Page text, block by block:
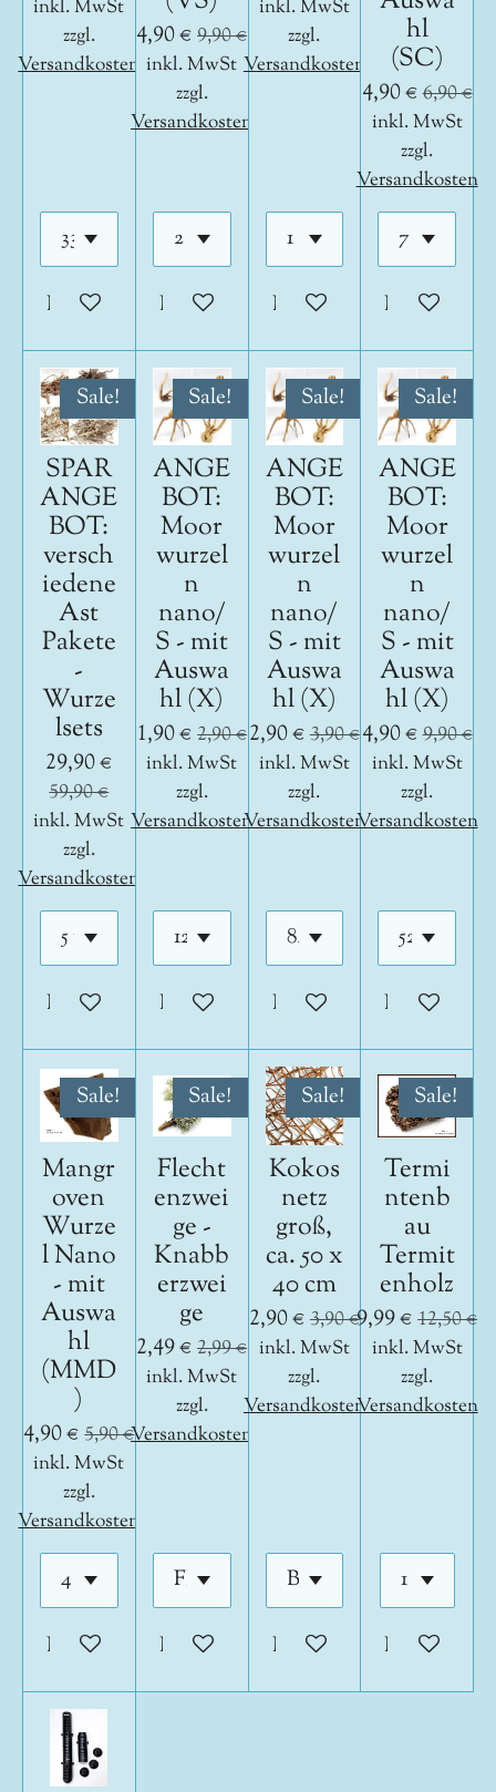
inkl. MwSt
zzgl.
Versandkosten
In den Warenkorb
4,90 € 9,90 €
inkl. MwSt
zzgl.
Versandkosten
In den Warenkorb
inkl. MwSt
zzgl.
Versandkosten
In den Warenkorb
hl
(SC)
4,90 €6,90 €
inkl. MwSt
zzgl.
Versandkosten
In den
Sale!
SPAR
ANGE
BOT:
versch
iedene
Ast
Pakete
-
Wurze
lsets
29,90 €
59,90 €
inkl. MwSt
zzgl.
Versandkosten
In den Warenkorb
Sale!
ANGE
BOT:
Moor
wurzel
n
nano/
S - mit
Auswa
hl (X)
1,90 € 2,90 €
inkl. MwSt
zzgl.
Versandkosten
In den Warenkorb
Sale!
ANGE
BOT:
Moor
wurzel
n
nano/
S - mit
Auswa
hl (X)
2,90 € 3,90 €
inkl. MwSt
zzgl.
Versandkosten
In den Warenkorb
Sale!
ANGE
BOT:
Moor
wurzel
n
nano/
S - mit
Auswa
hl (X)
4,90 €9,90 €
inkl. MwSt
zzgl.
Versandkosten
In den
Sale!
Mangr
oven
Wurze
l Nano
- mit
Auswa
hl
(MMD
)
4,90 € 5,90 €
inkl. MwSt
zzgl.
Versandkosten
In den Warenkorb
Sale!
Flecht
enzwei
ge -
Knabb
erzwei
ge
2,49 € 2,99 €
inkl. MwSt
zzgl.
Versandkosten
In den Warenkorb
Sale!
Kokos
netz
groß,
ca. 50 x
40 cm
2,90 € 3,90 €
inkl. MwSt
zzgl.
Versandkosten
In den Warenkorb
Sale!
Termi
ntenb
au
Termit
enholz
9,99 € 12,50 €
inkl. MwSt
zzgl.
Versandkosten
In den